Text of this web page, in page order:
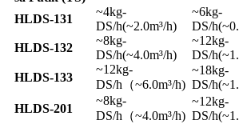
HLDS-131
~4kg-
DS/h(~2.0m³/h)
~6kg-
DS/
HLDS-132
~8kg-
DS/h(~4.0m³/h)
~12kg-
DS/
HLDS-133
~12kg-
DS/h（~6.0m³/h)
~18kg-
DS/
HLDS-201
~8kg-
DS/h（~4.0m³/h)
~12kg-
DS/